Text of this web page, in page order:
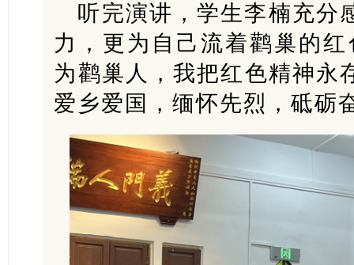
听完演讲，学生李楠充分
力，更为自己流着鹳巢的
为鹳巢人，我把红色精神永
爱乡爱国，缅怀先烈，砥砺